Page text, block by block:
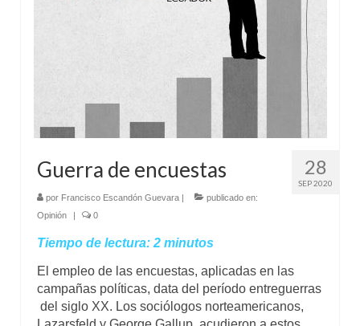
28
SEP 2020
Guerra de encuestas
por Francisco Escandón Guevara |
publicado en:
Opinión
| 0
Tiempo de lectura: 2 minutos
El empleo de las encuestas, aplicadas en las
campañas políticas, data del período entreguerras
del siglo XX. Los sociólogos norteamericanos,